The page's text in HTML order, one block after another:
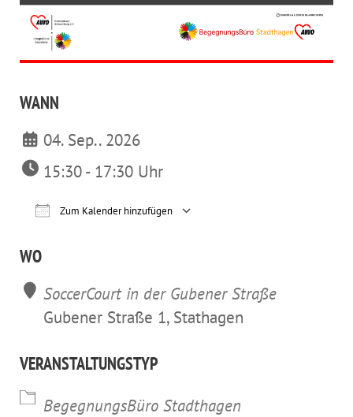
WANN
04. Sep.. 2026
15:30 - 17:30 Uhr
Zum Kalender hinzufügen
WO
SoccerCourt in der Gubener Straße
Gubener Straße 1, Stathagen
VERANSTALTUNGSTYP
BegegnungsBüro Stadthagen